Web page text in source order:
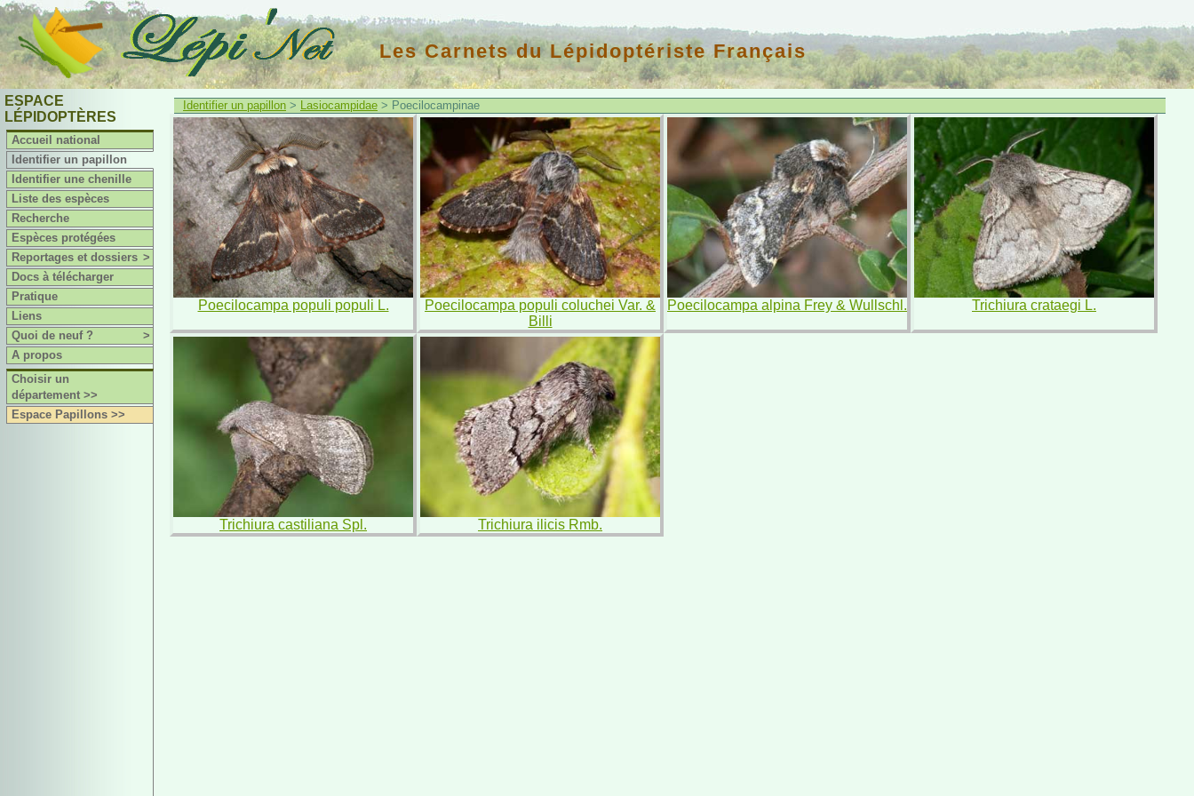
Les Carnets du Lépidoptériste Français
ESPACE
LÉPIDOPTÈRES
Accueil national
Identifier un papillon
Identifier une chenille
Liste des espèces
Recherche
Espèces protégées
Reportages et dossiers >
Docs à télécharger
Pratique
Liens
Quoi de neuf ?
>
A propos
Choisir un
département >>
Espace Papillons >>
Identifier un papillon > Lasiocampidae > Poecilocampinae
Poecilocampa populi populi L.
Poecilocampa populi coluchei Var. &
Billi
Poecilocampa alpina Frey & Wullschl. Trichiura crataegi L.
Trichiura castiliana Spl. Trichiura ilicis Rmb.